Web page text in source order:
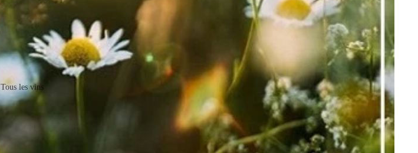
Tous les vins